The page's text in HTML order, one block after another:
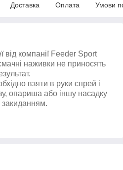
Доставка Оплата Умови
від компанії Feeder Sport
наживки не приносять
взяти в руки спрей і
опариша або іншу насадку
закиданням.